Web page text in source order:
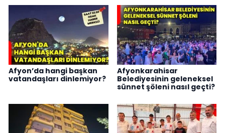
Afyon’da hangi başkan
vatandaşları dinlemiyor?
Afyonkarahisar
Belediyesinin geleneksel
sünnet şöleni nasıl geçti?